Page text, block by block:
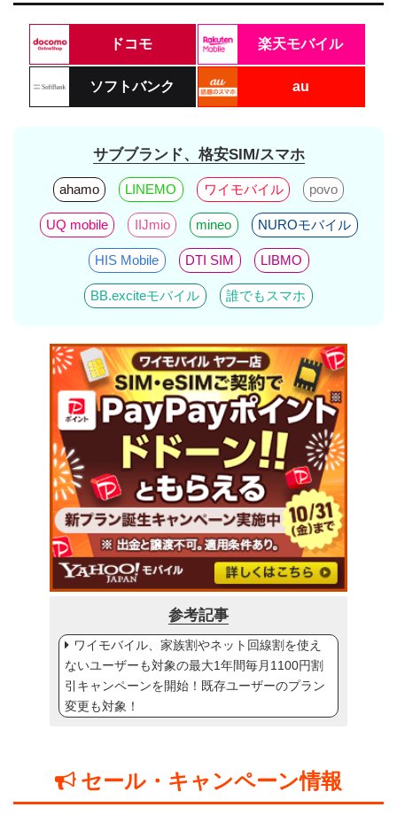
ドコモ 楽天モバイル
ソフトバンク au
サブブランド、格安SIM/スマホ
ahamo LINEMO ワイモバイル povo
UQ mobile IIJmio mineo NUROモバイル
HIS Mobile DTI SIM LIBMO
BB.exciteモバイル 誰でもスマホ
参考記事
ワイモバイル、家族割やネット回線割を使え
ないユーザーも対象の最大1年間毎月1100円割
引キャンペーンを開始！既存ユーザーのプラン
変更も対象！
セール・キャンペーン情報